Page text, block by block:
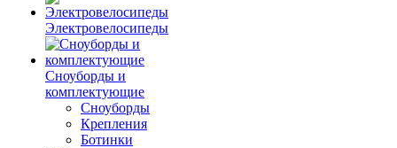
Электровелосипеды
Cноуборды и
комплектующие
Сноуборды
Крепления
Ботинки